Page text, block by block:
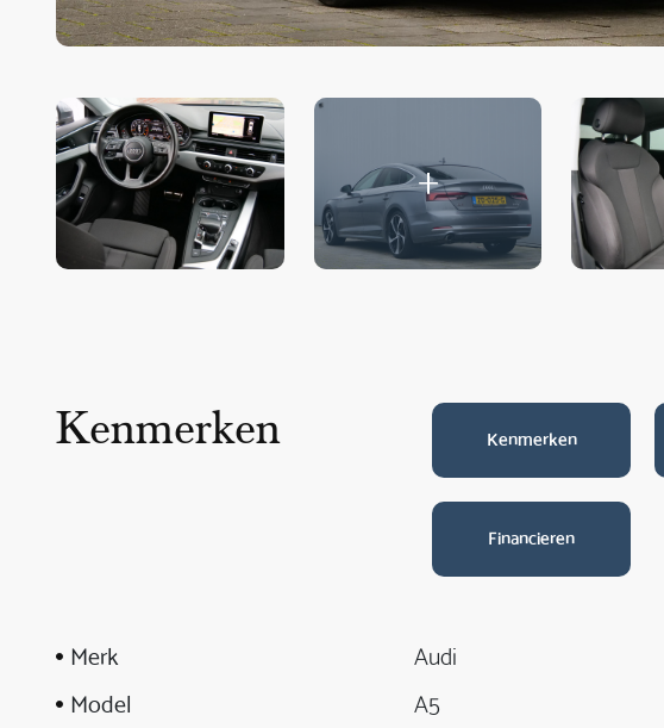
Kenmerken
Financieren
Kenmerken
Merk
Audi
Model
A5